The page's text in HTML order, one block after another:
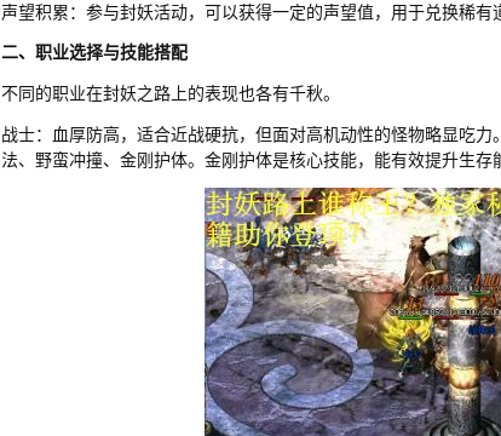
声望积累：参与封妖活动，可以获得一定的声望值，用于兑换稀有
二、职业选择与技能搭配
不同的职业在封妖之路上的表现也各有千秋。
战士：血厚防高，适合近战硬抗，但面对高机动性的怪物略显吃
法、野蛮冲撞、金刚护体。金刚护体是核心技能，能有效提升生存